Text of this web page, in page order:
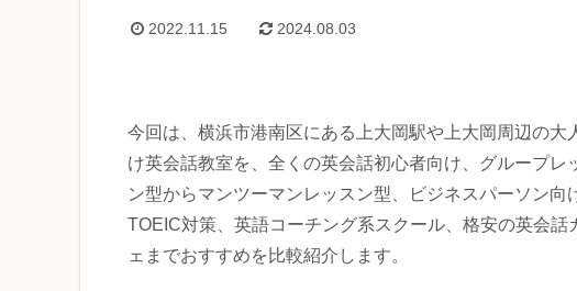
2022.11.15 2024.08.03
今回は、横浜市港南区にある上大岡駅や上大岡周辺の大
け英会話教室を、全くの英会話初心者向け、グループレ
ン型からマンツーマンレッスン型、ビジネスパーソン向
TOEIC対策、英語コーチング系スクール、格安の英会話
ェまでおすすめを比較紹介します。